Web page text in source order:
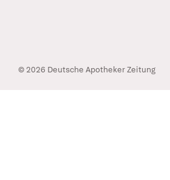
© 2026 Deutsche Apotheker Zeitung